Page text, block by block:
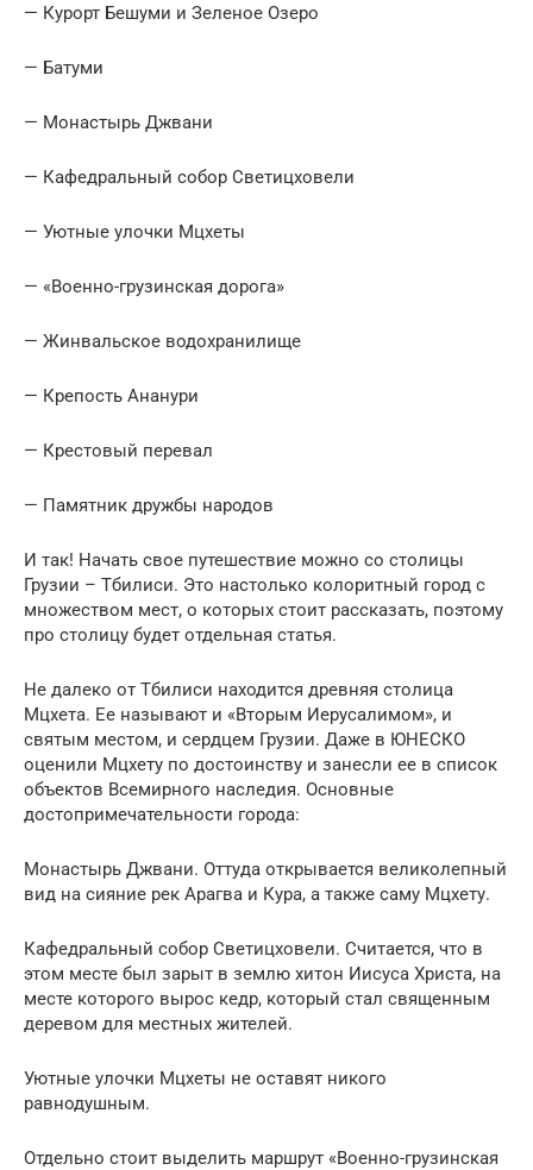
— Курорт Бешуми и Зеленое Озеро
— Батуми
— Монастырь Джвани
— Кафедральный собор Светицховели
— Уютные улочки Мцхеты
— «Военно-грузинская дорога»
— Жинвальское водохранилище
— Крепость Ананури
— Крестовый перевал
— Памятник дружбы народов
И так! Начать свое путешествие можно со столицы
Грузии – Тбилиси. Это настолько колоритный город с
множеством мест, о которых стоит рассказать, поэтому
про столицу будет отдельная статья.
Не далеко от Тбилиси находится древняя столица
Мцхета. Ее называют и «Вторым Иерусалимом», и
святым местом, и сердцем Грузии. Даже в ЮНЕСКО
оценили Мцхету по достоинству и занесли ее в список
объектов Всемирного наследия. Основные
достопримечательности города:
Монастырь Джвани. Оттуда открывается великолепный
вид на сияние рек Арагва и Кура, а также саму Мцхету.
Кафедральный собор Светицховели. Считается, что в
этом месте был зарыт в землю хитон Иисуса Христа, на
месте которого вырос кедр, который стал священным
деревом для местных жителей.
Уютные улочки Мцхеты не оставят никого
равнодушным.
Отдельно стоит выделить маршрут «Военно-грузинская